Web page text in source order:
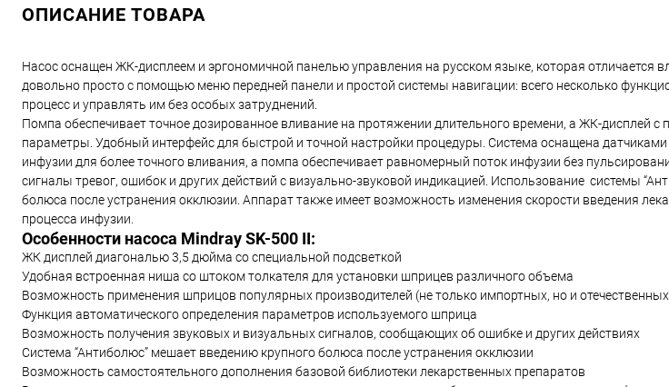
ОПИСАНИЕ ТОВАРА
Насос оснащен ЖК-дисплеем и эргономичной панелью управления на русском языке, которая отличается
довольно просто с помощью меню передней панели и простой системы навигации: всего несколько
процесс и управлять им без особых затруднений.
Помпа обеспечивает точное дозированное вливание на протяжении длительного времени, а ЖК-дисплей с
параметры. Удобный интерфейс для быстрой и точной настройки процедуры. Система оснащена
инфузии для более точного вливания, а помпа обеспечивает равномерный поток инфузии без
сигналы тревог, ошибок и других действий с визуально-звуковой индикацией. Использование системы
болюса после устранения окклюзии. Аппарат также имеет возможность изменения скорости введения
процесса инфузии.
Особенности насоса Mindray SK-500 II:
ЖК дисплей диагональю 3,5 дюйма со специальной подсветкой
Удобная встроенная ниша со штоком толкателя для установки шприцев различного объема
Возможность применения шприцов популярных производителей (не только импортных, но и
Функция автоматического определения параметров используемого шприца
Возможность получения звуковых и визуальных сигналов, сообщающих об ошибке и других действиях
Система “Антиболюс” мешает введению крупного болюса после устранения окклюзии
Возможность самостоятельного дополнения базовой библиотеки лекарственных препаратов